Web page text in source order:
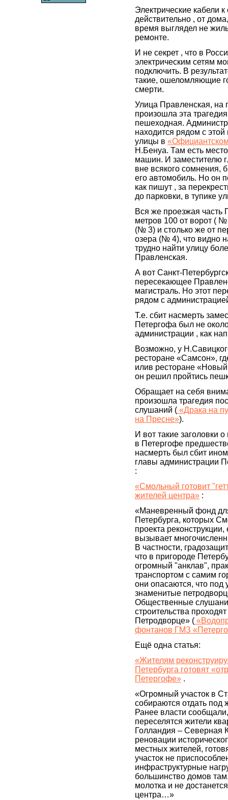
Электрические кабели
действительно , от
время выглядел не
ремонте.
И не секрет , что в
электрическим сетям
подключить. В
такие, ошеломляющие
смерти.
Улица Правленская, на
произошла эта
пешеходная.
находится рядом с
улицы в
Н.Бенуа. Там есть
машин. И заместителю
вне всякого сомнения,
его автомобиль. Но он
как пишут , за
до парковки, в тупике
Вся же проезжая часть
метров 100 от ворот ( №
(№ 3) и столько же от
озера (№ 4), что видно
трудно найти улицу
Правленская.
А вот Санкт-
пересекающее
магистраль. Но этот
рядом с
Т.е. сбит насмерть
Петергофа был не
администрации , как
Возможно, у
ресторане «Самсон»,
илив ресторане
он решил пройтись
Обращает на себя
произошла трагедия
слушаний ( «Драка на
на Пресне»).
И вот такие заголовки
в Петергофе
насмерть был сбит
главы администрации
:
«Смольный готовит
жителей центра» :
«Маневренный фонд
Петербурга, которых
проекта
вызывает
В частности,
что в пригороде
огромный "анклав",
транспортом с самим
они опасаются, что под
знаменитые
Общественные
строительства
Петродворце» (
фонтанов ГМЗ
Ещё одна статья:
«Жителям
Петербурга готовят
Петергофе» .
«Огромный участок в
собираются отдать под
Ранее власти
переселятся жители
Голландия – Северная
реновации
местных жителей,
участок не
инфраструктурные
большинство домов
молотка и не
центра…»